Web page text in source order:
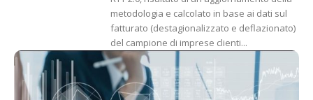
metodologia e calcolato in base ai dati sul
fatturato (destagionalizzato e deflazionato)
del campione di imprese clienti...